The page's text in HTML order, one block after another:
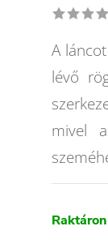
A
lévő
mivel
Raktáron